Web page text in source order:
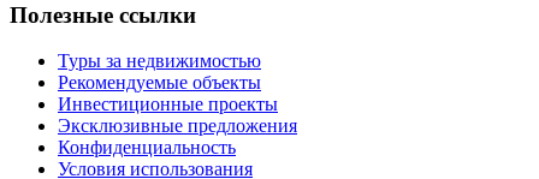
Полезные ссылки
Туры за недвижимостью
Рекомендуемые объекты
Инвестиционные проекты
Эксклюзивные предложения
Конфиденциальность
Условия использования